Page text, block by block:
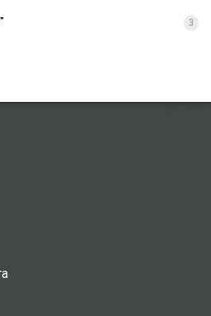
3